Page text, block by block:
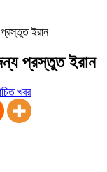
প্রস্তুত ইরান
জন্য প্রস্তুত ইরান
খবর